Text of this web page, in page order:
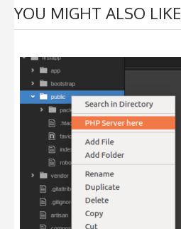
YOU MIGHT ALSO LIKE